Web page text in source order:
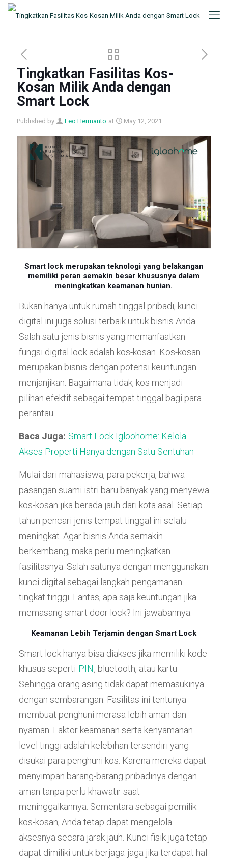
Tingkatkan Fasilitas Kos-
Kosan Milik Anda dengan
Smart Lock
Published by Leo Hermanto at May 12, 2021
Smart lock merupakan teknologi yang belakangan
memiliki peran semakin besar khususnya dalam
meningkatkan keamanan hunian.
Bukan hanya untuk rumah tinggal pribadi, kunci
digital ini juga solusi terbaik untuk bisnis Anda.
Salah satu jenis bisnis yang memanfaatkan
fungsi digital lock adalah kos-kosan. Kos-kosan
merupakan bisnis dengan potensi keuntungan
menjanjikan. Bagaimana tidak, kos menjadi
pilihan efektif sebagai tempat tinggal bagi para
perantau.
Baca Juga: Smart Lock Igloohome: Kelola
Akses Properti Hanya dengan Satu Sentuhan
Mulai dari mahasiswa, para pekerja, bahwa
pasangan suami istri baru banyak yang menyewa
kos-kosan jika berada jauh dari kota asal. Setiap
tahun pencari jenis tempat tinggal ini selalu
meningkat. Agar bisnis Anda semakin
berkembang, maka perlu meningkatkan
fasilitasnya. Salah satunya dengan menggunakan
kunci digital sebagai langkah pengamanan
tingkat tinggi. Lantas, apa saja keuntungan jika
memasang smart door lock? Ini jawabannya.
Keamanan Lebih Terjamin dengan Smart Lock
Smart lock hanya bisa diakses jika memiliki kode
khusus seperti PIN, bluetooth, atau kartu.
Sehingga orang asing tidak dapat memasukinya
dengan sembarangan. Fasilitas ini tentunya
membuat penghuni merasa lebih aman dan
nyaman. Faktor keamanan serta kenyamanan
level tinggi adalah kelebihan tersendiri yang
disukai para penghuni kos. Karena mereka dapat
menyimpan barang-barang pribadinya dengan
aman tanpa perlu khawatir saat
meninggalkannya. Sementara sebagai pemilik
kos-kosan, Anda tetap dapat mengelola
aksesnya secara jarak jauh. Kunci fisik juga tetap
dapat dimiliki untuk berjaga-jaga jika terdapat hal